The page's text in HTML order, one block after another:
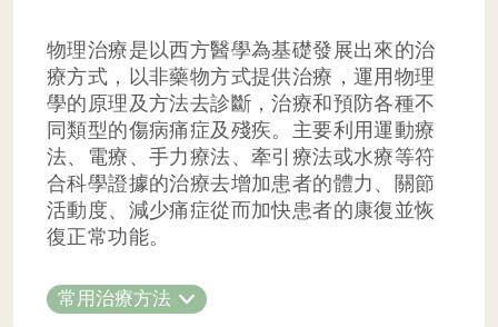
物理治療是以西方醫學為基礎發展出來的治
療方式，以非藥物方式提供治療，運用物理
學的原理及方法去診斷，治療和預防各種不
同類型的傷病痛症及殘疾。主要利用運動療
法、電療、手力療法、牽引療法或水療等符
合科學證據的治療去增加患者的體力、關節
活動度、減少痛症從而加快患者的康復並恢
復正常功能。
常用治療方法